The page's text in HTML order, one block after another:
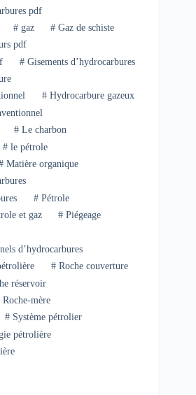
pdf
#gaz # Gaz de schiste
pdf
#Gisements d’hydrocarbures
#Hydrocarbure gazeux
#Le charbon
#le pétrole
Matière organique
#Pétrole
et gaz # Piégeage
d’hydrocarbures
#Roche couverture
réservoir
Roche‐mère
#Système pétrolier
pétrolière